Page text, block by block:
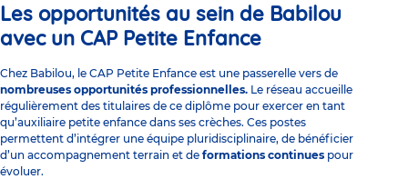
Les opportunités au sein de Babilou
avec un CAP Petite Enfance
Chez Babilou, le CAP Petite Enfance est une passerelle vers de
nombreuses opportunités professionnelles. Le réseau accueille
régulièrement des titulaires de ce diplôme pour exercer en tant
qu’auxiliaire petite enfance dans ses crèches. Ces postes
permettent d’intégrer une équipe pluridisciplinaire, de bénéficier
d’un accompagnement terrain et de formations continues pour
évoluer.